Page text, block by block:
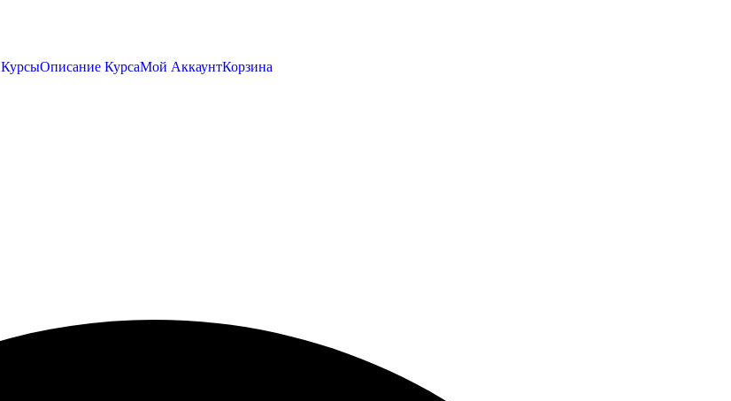
КурсыОписание КурсаМой АккаунтКорзина